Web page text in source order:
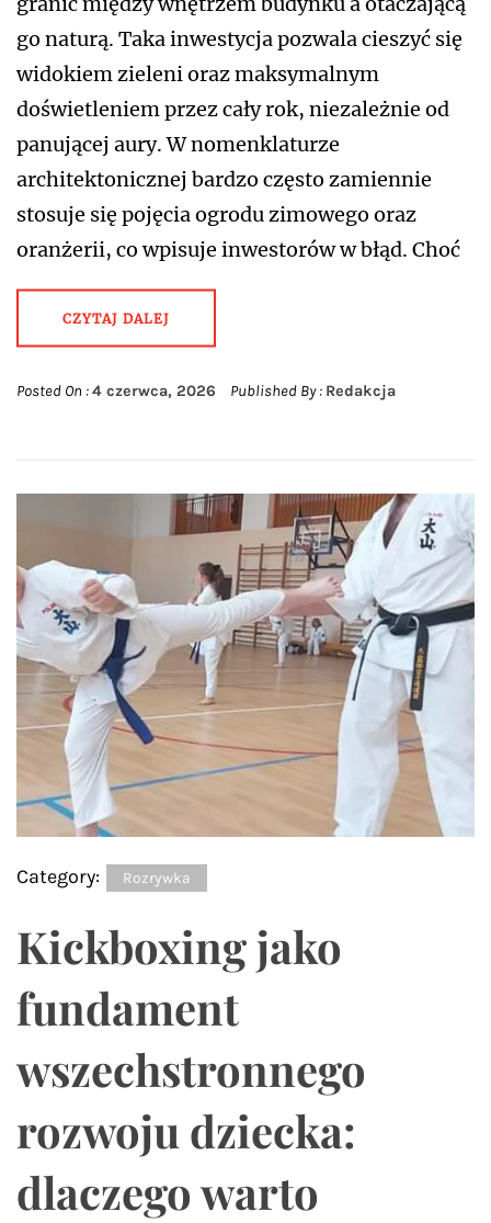
go naturą. Taka inwestycja pozwala cieszyć się
widokiem zieleni oraz maksymalnym
doświetleniem przez cały rok, niezależnie od
panującej aury. W nomenklaturze
architektonicznej bardzo często zamiennie
stosuje się pojęcia ogrodu zimowego oraz
oranżerii, co wpisuje inwestorów w błąd. Choć
CZYTAJ DALEJ
Posted On :4 czerwca, 2026 Published By : Redakcja
Category: Rozrywka
Kickboxing jako
fundament
wszechstronnego
rozwoju dziecka:
dlaczego warto